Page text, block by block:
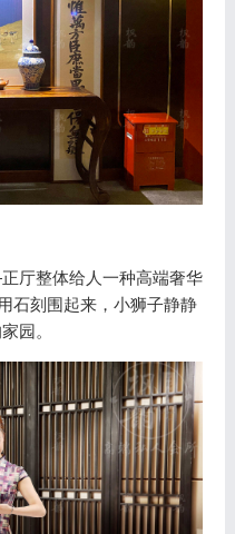
厅整体给人一种高端奢华
石刻围起来，小狮子静静
园。